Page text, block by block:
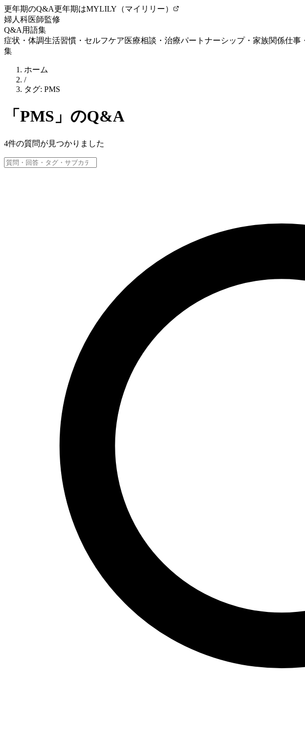
更年期のQ&A更年期はMYLILY（マイリリー）
婦人科医師監修
Q&A 用語集
症状・体調生活習慣・セルフケア医療相談・治療パートナーシップ・家族関係仕事
集
ホーム
/
タグ: PMS
「 PMS 」のQ&A
4件の質問が見つかりました